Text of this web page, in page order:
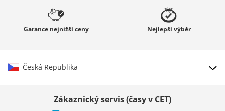
Garance nejnižší ceny Nejlepšívýběr
Česká Republika
Zákaznický servis (časy v CET)